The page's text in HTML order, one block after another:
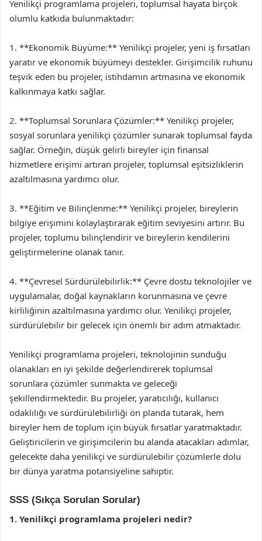
Yenilikçi programlama projeleri, toplumsal hayata birçok
olumlu katkıda bulunmaktadır:
1. **Ekonomik Büyüme:** Yenilikçi projeler, yeni iş fırsatları
yaratır ve ekonomik büyümeyi destekler. Girişimcilik ruhunu
teşvik eden bu projeler, istihdamın artmasına ve ekonomik
kalkınmaya katkı sağlar.
2. **Toplumsal Sorunlara Çözümler:** Yenilikçi projeler,
sosyal sorunlara yenilikçi çözümler sunarak toplumsal fayda
sağlar. Örneğin, düşük gelirli bireyler için finansal
hizmetlere erişimi artıran projeler, toplumsal eşitsizliklerin
azaltılmasına yardımcı olur.
3. **Eğitim ve Bilinçlenme:** Yenilikçi projeler, bireylerin
bilgiye erişimini kolaylaştırarak eğitim seviyesini artırır. Bu
projeler, toplumu bilinçlendirir ve bireylerin kendilerini
geliştirmelerine olanak tanır.
4. **Çevresel Sürdürülebilirlik:** Çevre dostu teknolojiler ve
uygulamalar, doğal kaynakların korunmasına ve çevre
kirliliğinin azaltılmasına yardımcı olur. Yenilikçi projeler,
sürdürülebilir bir gelecek için önemli bir adım atmaktadır.
Yenilikçi programlama projeleri, teknolojinin sunduğu
olanakları en iyi şekilde değerlendirerek toplumsal
sorunlara çözümler sunmakta ve geleceği
şekillendirmektedir. Bu projeler, yaratıcılığı, kullanıcı
odaklılığı ve sürdürülebilirliği ön planda tutarak, hem
bireyler hem de toplum için büyük fırsatlar yaratmaktadır.
Geliştiricilerin ve girişimcilerin bu alanda atacakları adımlar,
gelecekte daha yenilikçi ve sürdürülebilir çözümlerle dolu
bir dünya yaratma potansiyeline sahiptir.
SSS (Sıkça Sorulan Sorular)
1. Yenilikçi programlama projeleri nedir?